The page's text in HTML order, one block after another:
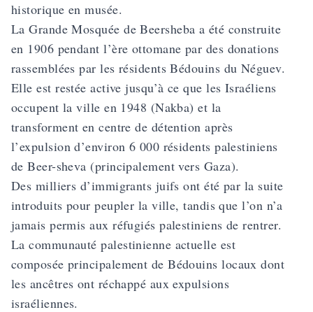
historique en musée.
La Grande Mosquée de Beersheba a été construite
en 1906 pendant l’ère ottomane par des donations
rassemblées par les résidents Bédouins du Néguev.
Elle est restée active jusqu’à ce que les Israéliens
occupent la ville en 1948 (Nakba) et la
transforment en centre de détention après
l’expulsion d’environ 6 000 résidents palestiniens
de Beer-sheva (principalement vers Gaza).
Des milliers d’immigrants juifs ont été par la suite
introduits pour peupler la ville, tandis que l’on n’a
jamais permis aux réfugiés palestiniens de rentrer.
La communauté palestinienne actuelle est
composée principalement de Bédouins locaux dont
les ancêtres ont réchappé aux expulsions
israéliennes.